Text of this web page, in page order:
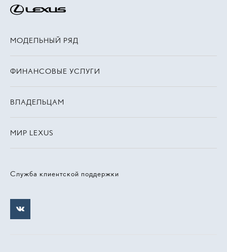
Служба клиентской поддержки
МОДЕЛЬНЫЙ РЯД
ФИНАНСОВЫЕ УСЛУГИ
ВЛАДЕЛЬЦАМ
МИР LEXUS